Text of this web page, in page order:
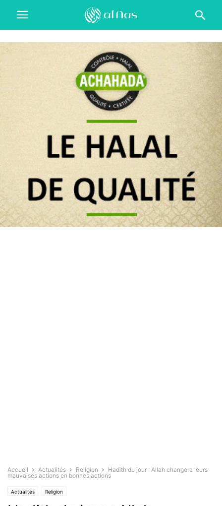
Accueil Actualités Religion
Hadith du jour : Allah changera leurs
mauvaises actions en bonnes actions
Actualités Religion